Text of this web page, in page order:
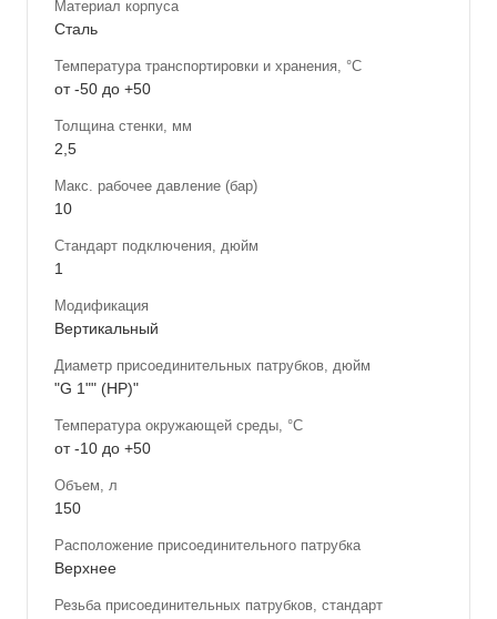
Материал корпуса
Сталь
Температура транспортировки и хранения, °С
от -50 до +50
Толщина стенки, мм
2,5
Макс. рабочее давление (бар)
10
Стандарт подключения, дюйм
1
Модификация
Вертикальный
Диаметр присоединительных патрубков, дюйм
"G 1"" (НР)"
Температура окружающей среды, °С
от -10 до +50
Объем, л
150
Расположение присоединительного патрубка
Верхнее
Резьба присоединительных патрубков, стандарт